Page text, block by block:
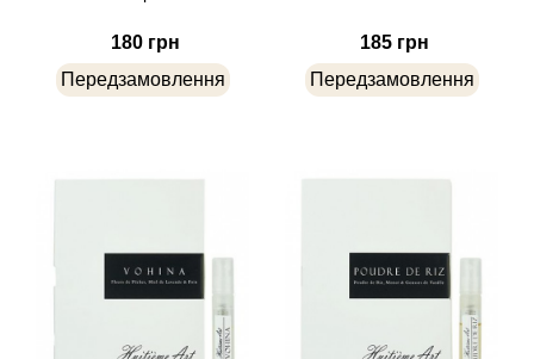
180 грн
Передзамовлення
185 грн
Передзамовлення
Arte Profumi
Asgharali